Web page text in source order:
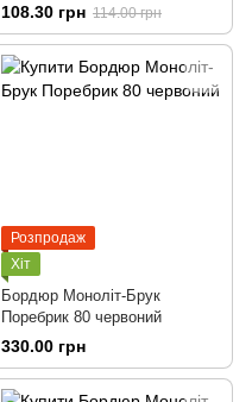
108.30 грн 114.00 грн
Розпродаж
Хіт
Бордюр Моноліт-Брук
Поребрик 80 червоний
330.00 грн